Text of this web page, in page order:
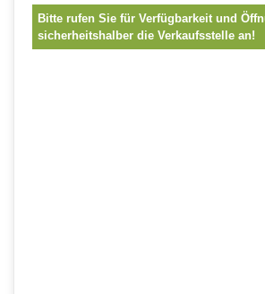
Bitte rufen Sie für Verfügbarkeit und
sicherheitshalber die Verkaufsstelle an!